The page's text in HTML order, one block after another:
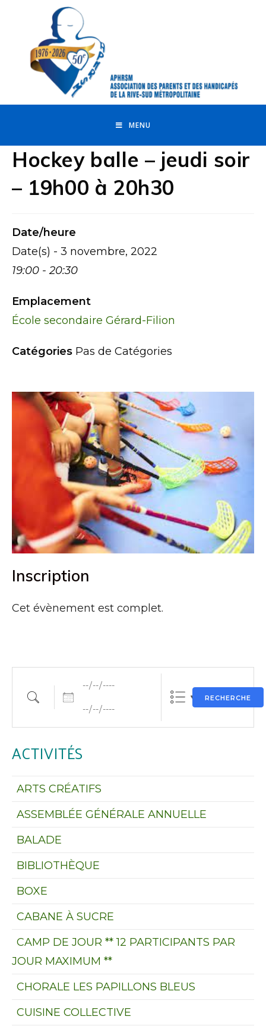
MENU
Hockey balle – jeudi soir
– 19h00 à 20h30
Date/heure
Date(s) - 3 novembre, 2022
19:00 - 20:30
Emplacement
École secondaire Gérard-Filion
Catégories Pas de Catégories
Inscription
Cet évènement est complet.
Rechercher une activité RECHERCHE
ACTIVITÉS
ARTS CRÉATIFS
ASSEMBLÉE GÉNÉRALE ANNUELLE
BALADE
BIBLIOTHÈQUE
BOXE
CABANE À SUCRE
CAMP DE JOUR ** 12 PARTICIPANTS PAR
JOUR MAXIMUM **
CHORALE LES PAPILLONS BLEUS
CUISINE COLLECTIVE